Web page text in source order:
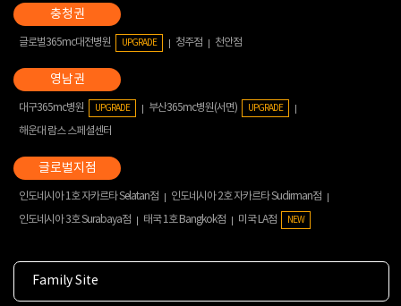
글로벌365mc대전병원 UPGRADE 청주점 천안점
대구365mc병원 UPGRADE 부산365mc병원(서면) UPGRADE
해운대 람스 스페셜센터
인도네시아 1호 자카르타 Selatan점
인도네시아 2호 자카르타 Sudirman점
인도네시아 3호 Surabaya점
태국 1호 Bangkok점 미국 LA점 NEW
Family Site